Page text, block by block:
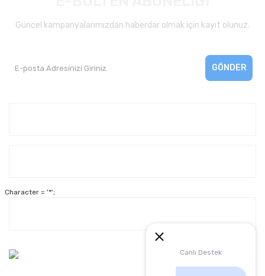
Canlı Destek
Güncel kampanyalarımızdan haberdar olmak için kayıt olunuz.
GÖNDER
Character = '*';